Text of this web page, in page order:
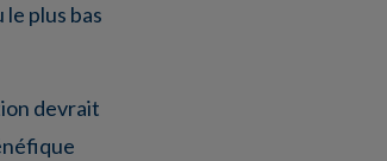
plus bas
devrait